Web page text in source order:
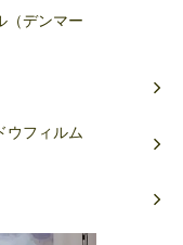
（デンマー
ウフィルム